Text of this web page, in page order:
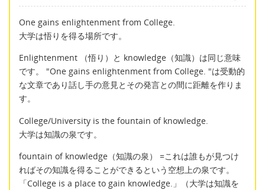
One gains enlightenment from College.
大学は悟りを得る場所です。
Enlightenment （悟り）と knowledge（知識）は同じ意味
です。 "One gains enlightenment from College. "は受動的
な文章であり話し手の意見とその発言との間に距離を作りま
す。
College/University is the fountain of knowledge.
大学は知識の泉です。
fountain of knowledge（知識の泉） =これは誰もが見つけ
ればその知識を得ることができるという空想上の泉です。
「College is a place to gain knowledge.」（大学は知識を